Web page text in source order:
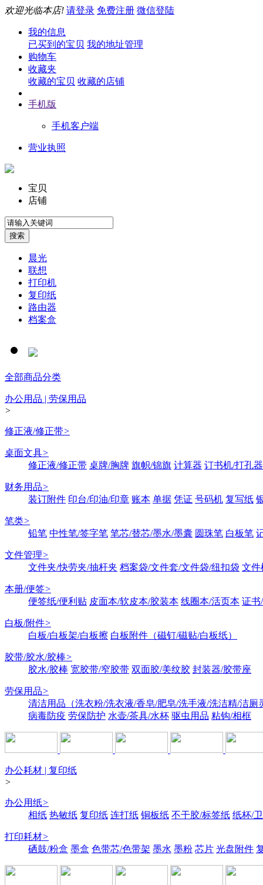
欢迎光临本店! 请登录 免费注册 微信登陆
我的信息
已买到的宝贝 我的地址管理
购物车
收藏夹
收藏的宝贝 收藏的店铺
手机版
手机客户端
营业执照
宝贝
店铺
晨光
联想
打印机
复印纸
路由器
档案盒
全部商品分类
办公用品 | 劳保用品
>
修正液/修正带>
桌面文具>
修正液/修正带 桌牌/胸牌 旗帜/锦旗 计算器 订书机/打孔器
财务用品>
装订附件 印台/印油/印章 账本 单据 凭证 号码机 复写纸
笔类>
铅笔 中性笔/签字笔 笔芯/替芯/墨水/墨囊 圆珠笔 白板笔
文件管理>
文件夹/快劳夹/抽杆夹 档案袋/文件套/文件袋/纽扣袋 文件
本册/便签>
便签纸/便利贴 皮面本/软皮本/胶装本 线圈本/活页本 证书
白板/附件>
白板/白板架/白板擦 白板附件（磁钉/磁贴/白板纸）
胶带/胶水/胶棒>
胶水/胶棒 宽胶带/窄胶带 双面胶/美纹胶 封装器/胶带座
劳保用品>
清洁用品（洗衣粉/洗衣液/香皂/肥皂/洗手液/洗洁精/洁厕
病毒防疫 劳保防护 水壶/茶具/水杯 驱虫用品 粘钩/相框
办公耗材 | 复印纸
>
办公用纸>
相纸 热敏纸 复印纸 连打纸 铜板纸 不干胶/标签纸 纸杯/
打印耗材>
硒鼓/粉盒 墨盒 色带芯/色带架 墨水 墨粉 芯片 光盘附件